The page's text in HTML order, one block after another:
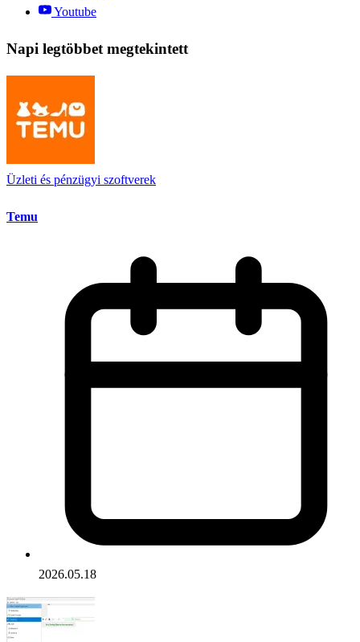
Youtube
Napi legtöbbet megtekintett
Üzleti és pénzügyi szoftverek
Temu
2026.05.18